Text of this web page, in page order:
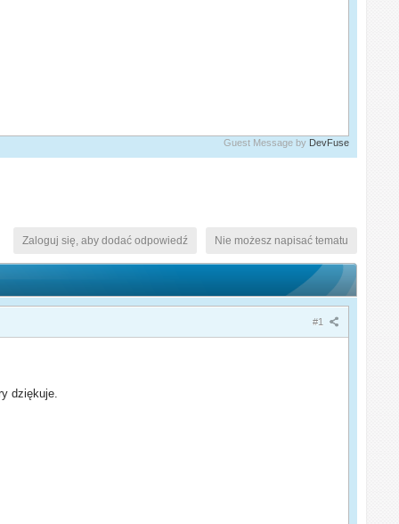
Guest Message by DevFuse
Nie możesz napisać tematu
Zaloguj się, aby dodać odpowiedź
#1
dziękuje.